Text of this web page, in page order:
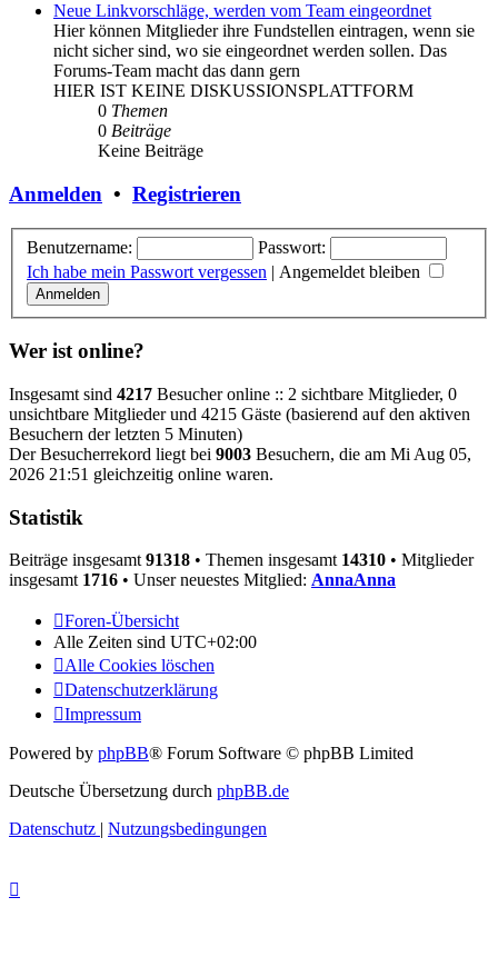
Neue Linkvorschläge, werden vom Team eingeordnet
Hier können Mitglieder ihre Fundstellen eintragen, wenn sie
nicht sicher sind, wo sie eingeordnet werden sollen. Das
Forums-Team macht das dann gern
HIER IST KEINE DISKUSSIONSPLATTFORM
0 Themen
0 Beiträge
Keine Beiträge
Anmelden • Registrieren
Benutzername:
Passwort:
Ich habe mein Passwort vergessen | Angemeldet bleiben
Wer ist online?
Insgesamt sind 4217 Besucher online :: 2 sichtbare Mitglieder, 0
unsichtbare Mitglieder und 4215 Gäste (basierend auf den aktiven
Besuchern der letzten 5 Minuten)
Der Besucherrekord liegt bei 9003 Besuchern, die am Mi Aug 05,
2026 21:51 gleichzeitig online waren.
Statistik
Beiträge insgesamt 91318 • Themen insgesamt 14310 • Mitglieder
insgesamt 1716 • Unser neuestes Mitglied: AnnaAnna
Foren-Übersicht
Alle Zeiten sind UTC+02:00
Alle Cookies löschen
Datenschutzerklärung
Impressum
Powered by phpBB® Forum Software © phpBB Limited
Deutsche Übersetzung durch phpBB.de
Datenschutz | Nutzungsbedingungen